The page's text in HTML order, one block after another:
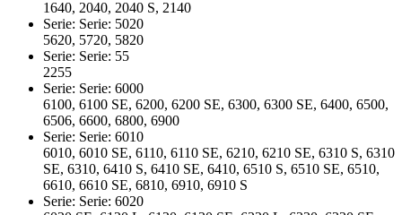
1640, 2040, 2040 S, 2140
Serie: Serie: 5020
5620, 5720, 5820
Serie: Serie: 55
2255
Serie: Serie: 6000
6100, 6100 SE, 6200, 6200 SE, 6300, 6300 SE, 6400, 6500,
6506, 6600, 6800, 6900
Serie: Serie: 6010
6010, 6010 SE, 6110, 6110 SE, 6210, 6210 SE, 6310 S, 6310
SE, 6310, 6410 S, 6410 SE, 6410, 6510 S, 6510 SE, 6510,
6610, 6610 SE, 6810, 6910, 6910 S
Serie: Serie: 6020